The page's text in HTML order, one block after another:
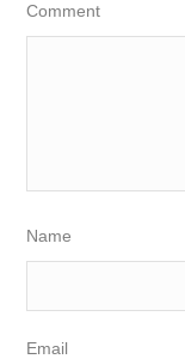
Comment
Name
Email